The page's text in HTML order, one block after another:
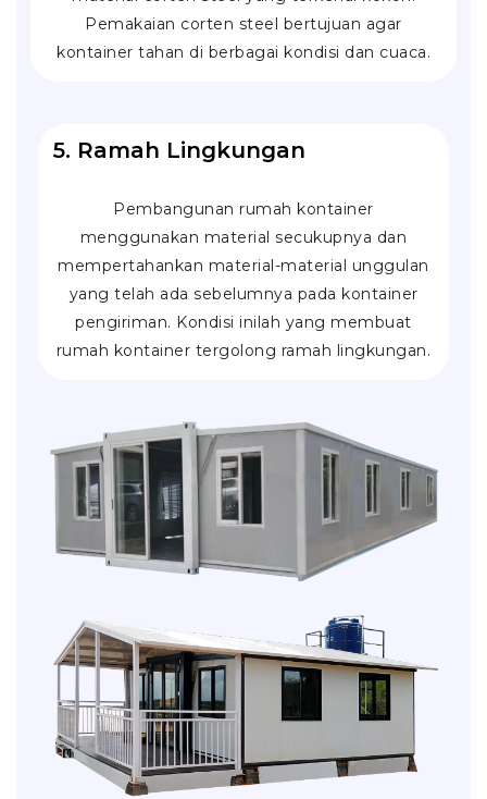
Pemakaian corten steel bertujuan agar
kontainer tahan di berbagai kondisi dan cuaca.
5. Ramah Lingkungan
Pembangunan rumah kontainer
menggunakan material secukupnya dan
mempertahankan material-material unggulan
yang telah ada sebelumnya pada kontainer
pengiriman. Kondisi inilah yang membuat
rumah kontainer tergolong ramah lingkungan.